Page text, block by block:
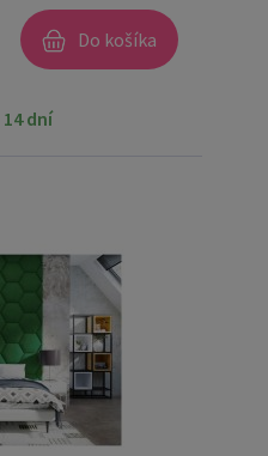
Do košíka
14 dní